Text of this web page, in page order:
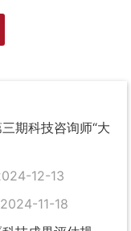
期科技咨询师“大
12-13
2024-11-18